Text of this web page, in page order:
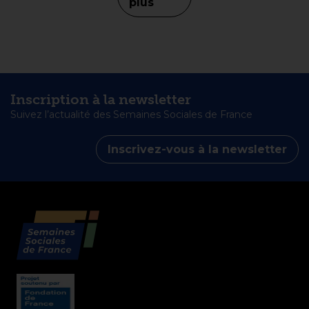
Inscription à la newsletter
Suivez l’actualité des Semaines Sociales de France
Inscrivez-vous à la newsletter